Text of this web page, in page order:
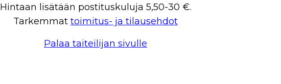
Hintaan lisätään postituskuluja 5,50-30 €.
Tarkemmat toimitus- ja tilausehdot
Palaa taiteilijan sivulle